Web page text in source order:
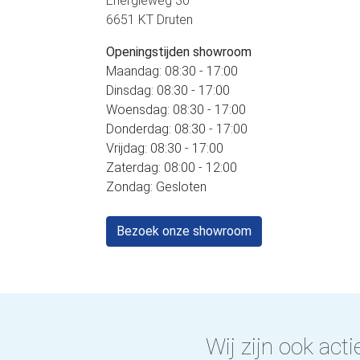
6651 KT Druten
Openingstijden showroom
Maandag: 08:30 - 17:00
Dinsdag: 08:30 - 17:00
Woensdag: 08:30 - 17:00
Donderdag: 08:30 - 17:00
Vrijdag: 08:30 - 17:00
Zaterdag: 08:00 - 12:00
Zondag: Gesloten
Bezoek onze showroom
Wij zijn ook